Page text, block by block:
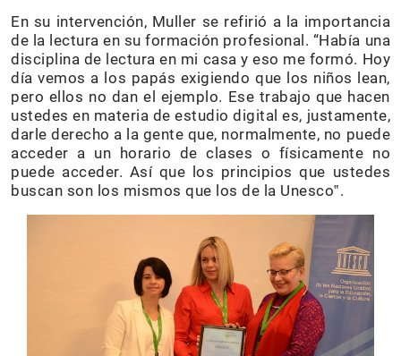
En su intervención, Muller se refirió a la importancia
de la lectura en su formación profesional. “Había una
disciplina de lectura en mi casa y eso me formó. Hoy
día vemos a los papás exigiendo que los niños lean,
pero ellos no dan el ejemplo. Ese trabajo que hacen
ustedes en materia de estudio digital es, justamente,
darle derecho a la gente que, normalmente, no puede
acceder a un horario de clases o físicamente no
puede acceder. Así que los principios que ustedes
buscan son los mismos que los de la Unesco‟.